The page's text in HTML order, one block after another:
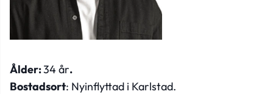
Ålder:34 år.
Bostadsort: Nyinflyttad i Karlstad.